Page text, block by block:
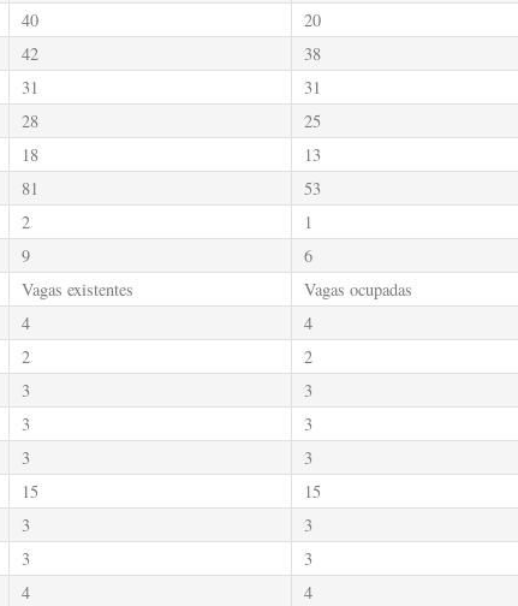
40 20
42 38
31 31
28 25
18 13
81 53
2 1
9 6
Vagas existentes Vagas ocupadas
4 4
2 2
3 3
3 3
3 3
15 15
3 3
3 3
4 4